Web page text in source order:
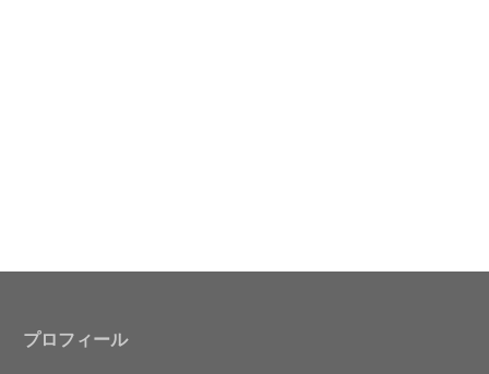
プロフィール